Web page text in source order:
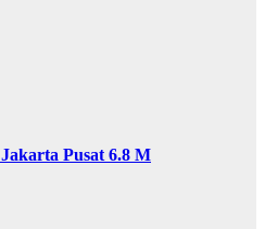
Pusat 6.8 M